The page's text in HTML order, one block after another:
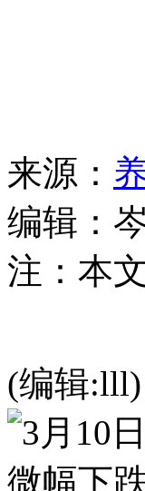
来源：
编辑：
注：本
(编辑:lll)